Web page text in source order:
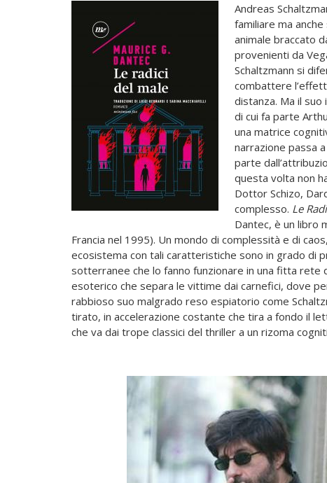
Andreas
familiare ma
animale braccato
provenienti da
Schaltzmann si
combattere
distanza. Ma il suo
di cui fa parte
una matrice
narrazione passa
parte
questa volta non
Dottor Schizo,
complesso. Le
Dantec, è un libro
Francia nel 1995). Un mondo di complessità e di
ecosistema con tali caratteristiche sono in grado di
sotterranee che lo fanno funzionare in una fitta rete
esoterico che separa le vittime dai carnefici, dove
rabbioso suo malgrado reso espiatorio come
tirato, in accelerazione costante che tira a fondo il
che va dai trope classici del thriller a un rizoma